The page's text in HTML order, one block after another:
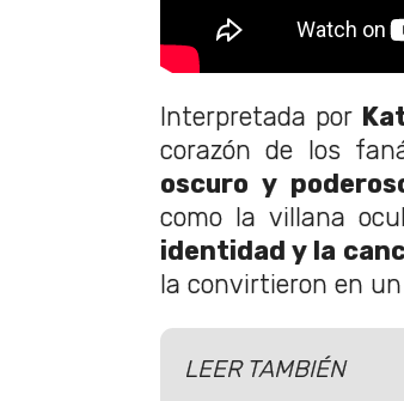
Interpretada por
corazón de los
oscuro y
como la villana
identidad y la
la convirtieron en
LEER TAMBIÉN